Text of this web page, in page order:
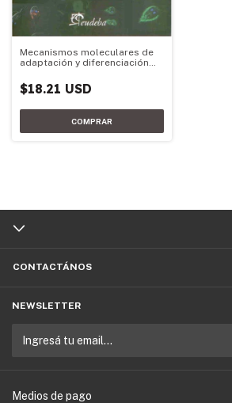
Mecanismos moleculares de
adaptación y diferenciación
$18.21 USD
CONTACTÁNOS
NEWSLETTER
Medios de pago